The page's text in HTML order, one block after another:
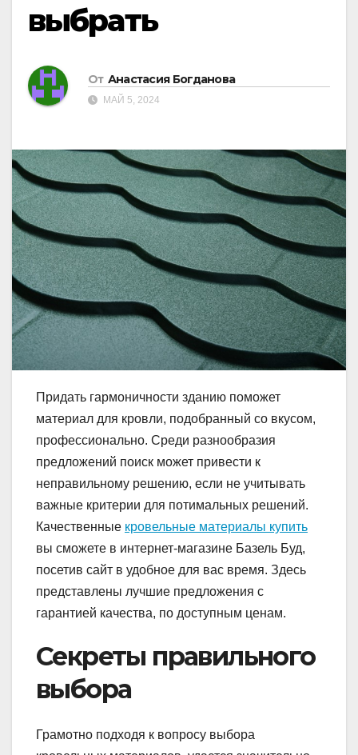
выбрать
От Анастасия Богданова
МАЙ 5, 2024
Придать гармоничности зданию поможет
материал для кровли, подобранный со вкусом,
профессионально. Среди разнообразия
предложений поиск может привести к
неправильному решению, если не учитывать
важные критерии для потимальных решений.
Качественные кровельные материалы купить
вы сможете в интернет-магазине Базель Буд,
посетив сайт в удобное для вас время. Здесь
представлены лучшие предложения с
гарантией качества, по доступным ценам.
Секреты правильного
выбора
Грамотно подходя к вопросу выбора